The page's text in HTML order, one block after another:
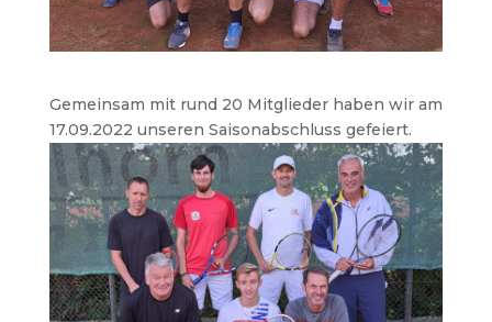
Gemeinsam mit rund 20 Mitglieder haben wir am
17.09.2022 unseren Saisonabschluss gefeiert.